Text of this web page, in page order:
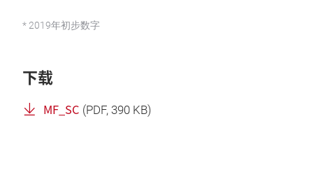
* 2019年初步数字
下载
MF_SC (PDF, 390 KB)